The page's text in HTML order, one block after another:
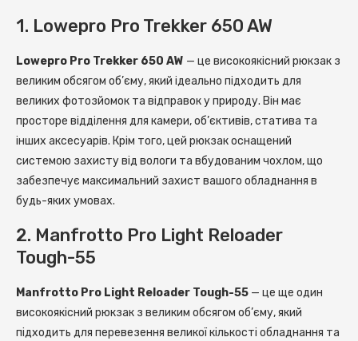
1. Lowepro Pro Trekker 650 AW
Lowepro Pro Trekker 650 AW — це високоякісний рюкзак з
великим обсягом об’єму, який ідеально підходить для
великих фотозйомок та відправок у природу. Він має
просторе відділення для камери, об’єктивів, статива та
інших аксесуарів. Крім того, цей рюкзак оснащений
системою захисту від вологи та вбудованим чохлом, що
забезпечує максимальний захист вашого обладнання в
будь-яких умовах.
2. Manfrotto Pro Light Reloader
Tough-55
Manfrotto Pro Light Reloader Tough-55 — це ще один
високоякісний рюкзак з великим обсягом об’єму, який
підходить для перевезення великої кількості обладнання та